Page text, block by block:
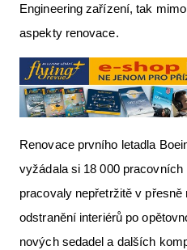
Engineering zařízení, tak
aspekty renovace.
Renovace prvního letadla
vyžádala si 18 000
pracovaly nepřetržitě v přesně
odstranění interiérů po
nových sedadel a dalších